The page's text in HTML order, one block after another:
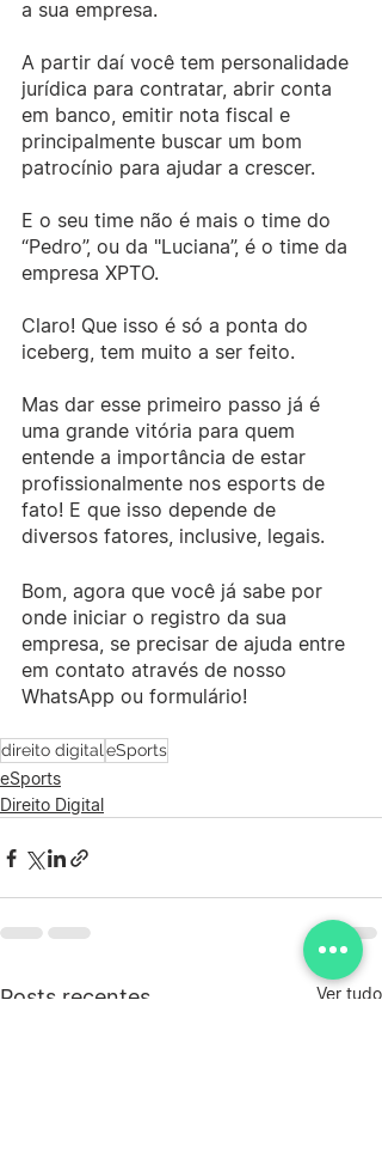
a sua empresa.
A partir daí você tem personalidade
jurídica para contratar, abrir conta
em banco, emitir nota fiscal e
principalmente buscar um bom
patrocínio para ajudar a crescer.
E o seu time não é mais o time do
“Pedro”, ou da "Luciana”, é o time da
empresa XPTO.
Claro! Que isso é só a ponta do
iceberg, tem muito a ser feito.
Mas dar esse primeiro passo já é
uma grande vitória para quem
entende a importância de estar
profissionalmente nos esports de
fato! E que isso depende de
diversos fatores, inclusive, legais.
Bom, agora que você já sabe por
onde iniciar o registro da sua
empresa, se precisar de ajuda entre
em contato através de nosso
WhatsApp ou formulário!
direito digitaleSports
eSports
Direito Digital
Posts recentes Ver tudo